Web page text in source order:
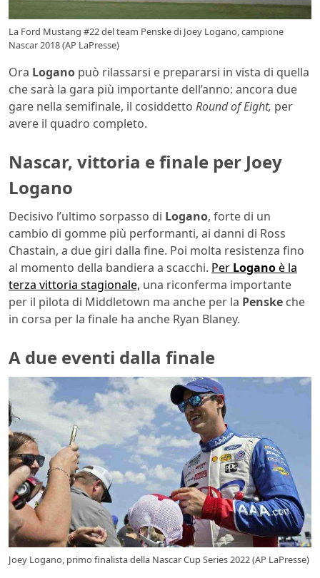
La Ford Mustang #22 del team Penske di Joey Logano, campione
Nascar 2018 (AP LaPresse)
Ora Logano può rilassarsi e prepararsi in vista di quella
che sarà la gara più importante dell’anno: ancora due
gare nella semifinale, il cosiddetto Round of Eight, per
avere il quadro completo.
Nascar, vittoria e finale per Joey
Logano
Decisivo l’ultimo sorpasso di Logano, forte di un
cambio di gomme più performanti, ai danni di Ross
Chastain, a due giri dalla fine. Poi molta resistenza fino
al momento della bandiera a scacchi. Per Loganoè la
terza vittoria stagionale, una riconferma importante
per il pilota di Middletown ma anche per la Penske che
in corsa per la finale ha anche Ryan Blaney.
A due eventi dalla finale
Joey Logano, primo finalista della Nascar Cup Series 2022 (AP LaPresse)